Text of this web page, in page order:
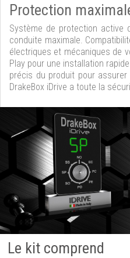
Protection
Système de protection active
conduite maximale.
électriques et mécaniques de
Play pour une installation
précis du produit pour
DrakeBox iDrive a toute la
Le kit comprend